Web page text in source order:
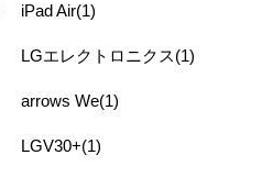
iPad Air(1)
LGエレクトロニクス(1)
arrows We(1)
LGV30+(1)